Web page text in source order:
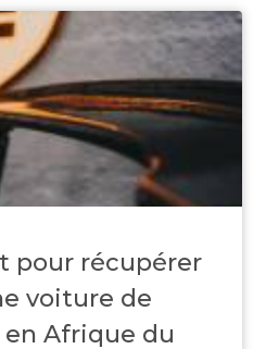
pour récupérer
voiture de
Afrique du